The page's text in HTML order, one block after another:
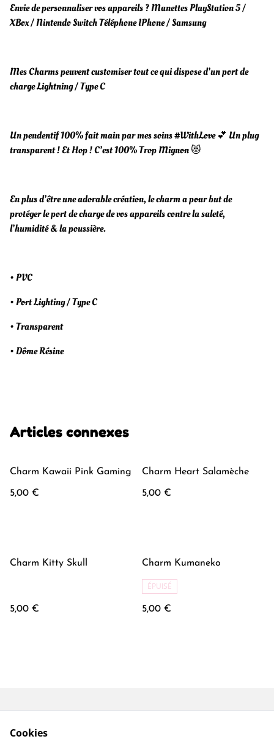
Envie de personnaliser vos appareils ? Manettes PlayStation 5 /
XBox / Nintendo Switch Téléphone IPhone / Samsung
Mes Charms peuvent customiser tout ce qui dispose d’un port de
charge Lightning / Type C
Un pendentif 100% fait main par mes soins #WithLove 💕 Un plug
transparent ! Et Hop ! C’est 100% Trop Mignon 😻
En plus d’être une adorable création, le charm a pour but de
protéger le port de charge de vos appareils contre la saleté,
l’humidité & la poussière.
• PVC
• Port Lighting / Type C
• Transparent
• Dôme Résine
Articles connexes
Charm Kawaii Pink Gaming
5,00 €
Charm Heart Salamèche
5,00 €
Charm Kitty Skull
5,00 €
Charm Kumaneko
ÉPUISÉ
5,00 €
Cookies